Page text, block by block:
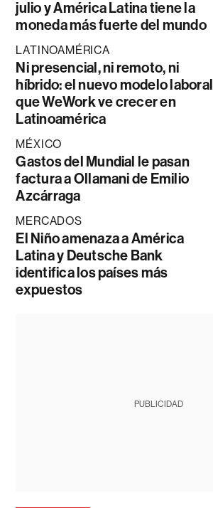
julio y América Latina tiene la
moneda más fuerte del mundo
LATINOAMÉRICA
Ni presencial, ni remoto, ni
híbrido: el nuevo modelo laboral
que WeWork ve crecer en
Latinoamérica
MÉXICO
Gastos del Mundial le pasan
factura a Ollamani de Emilio
Azcárraga
MERCADOS
El Niño amenaza a América
Latina y Deutsche Bank
identifica los países más
expuestos
PUBLICIDAD